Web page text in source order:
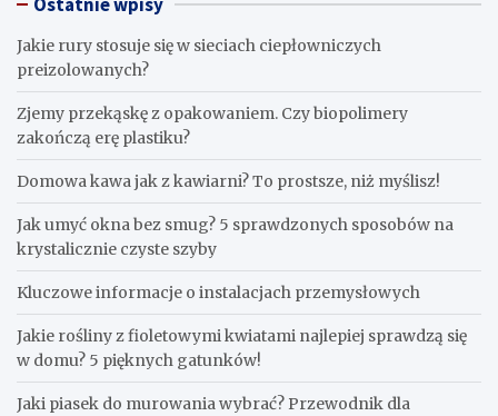
Jakie rury stosuje się w sieciach ciepłowniczych
preizolowanych?
Zjemy przekąskę z opakowaniem. Czy biopolimery
zakończą erę plastiku?
​Domowa kawa jak z kawiarni? To prostsze, niż myślisz!
Jak umyć okna bez smug? 5 sprawdzonych sposobów na
krystalicznie czyste szyby
Kluczowe informacje o instalacjach przemysłowych
Jakie rośliny z fioletowymi kwiatami najlepiej sprawdzą się
w domu? 5 pięknych gatunków!
Jaki piasek do murowania wybrać? Przewodnik dla